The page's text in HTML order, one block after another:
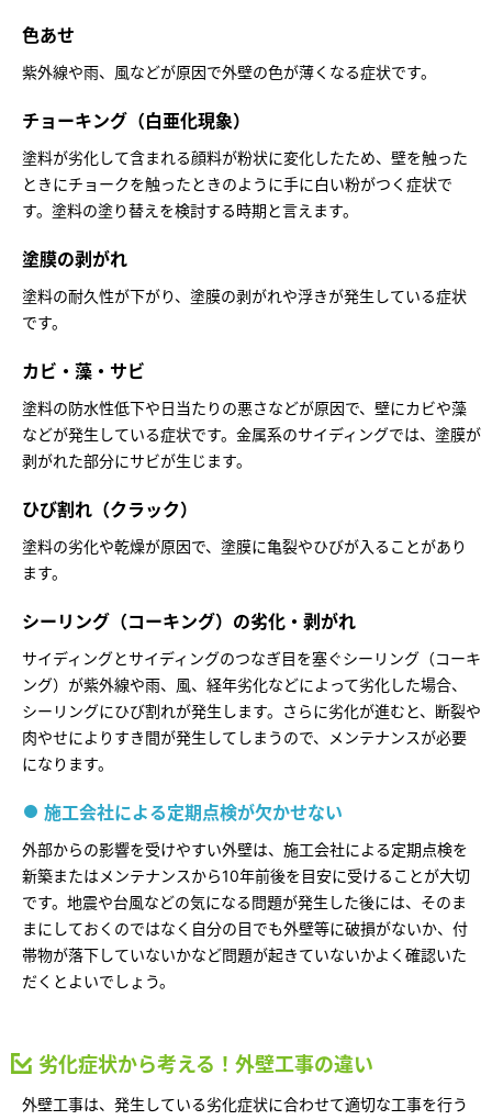
色あせ
紫外線や雨、風などが原因で外壁の色が薄くなる症状です。
チョーキング（白亜化現象）
塗料が劣化して含まれる顔料が粉状に変化したため、壁を触った
ときにチョークを触ったときのように手に白い粉がつく症状で
す。塗料の塗り替えを検討する時期と言えます。
塗膜の剥がれ
塗料の耐久性が下がり、塗膜の剥がれや浮きが発生している症状
です。
カビ・藻・サビ
塗料の防水性低下や日当たりの悪さなどが原因で、壁にカビや藻
などが発生している症状です。金属系のサイディングでは、塗膜が
剥がれた部分にサビが生じます。
ひび割れ（クラック）
塗料の劣化や乾燥が原因で、塗膜に亀裂やひびが入ることがあり
ます。
シーリング（コーキング）の劣化・剥がれ
サイディングとサイディングのつなぎ目を塞ぐシーリング（コーキ
ング）が紫外線や雨、風、経年劣化などによって劣化した場合、
シーリングにひび割れが発生します。さらに劣化が進むと、断裂や
肉やせによりすき間が発生してしまうので、メンテナンスが必要
になります。
施工会社による定期点検が欠かせない
外部からの影響を受けやすい外壁は、施工会社による定期点検を
新築またはメンテナンスから10年前後を目安に受けることが大切
です。地震や台風などの気になる問題が発生した後には、そのま
まにしておくのではなく自分の目でも外壁等に破損がないか、付
帯物が落下していないかなど問題が起きていないかよく確認いた
だくとよいでしょう。
劣化症状から考える！外壁工事の違い
外壁工事は、発生している劣化症状に合わせて適切な工事を行う